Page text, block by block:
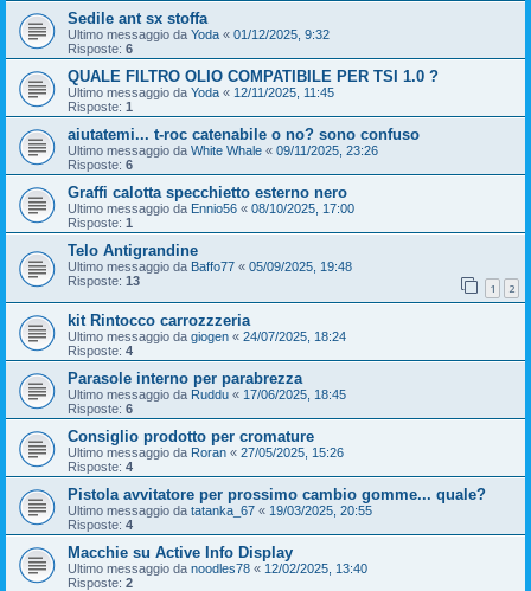
Sedile ant sx stoffa
Ultimo messaggio da Yoda « 01/12/2025, 9:32
Risposte: 6
QUALE FILTRO OLIO COMPATIBILE PER TSI 1.0 ?
Ultimo messaggio da Yoda « 12/11/2025, 11:45
Risposte: 1
aiutatemi... t-roc catenabile o no? sono confuso
Ultimo messaggio da White Whale « 09/11/2025, 23:26
Risposte: 6
Graffi calotta specchietto esterno nero
Ultimo messaggio da Ennio56 « 08/10/2025, 17:00
Risposte: 1
Telo Antigrandine
Ultimo messaggio da Baffo77 « 05/09/2025, 19:48
Risposte: 13 1 2
kit Rintocco carrozzzeria
Ultimo messaggio da giogen « 24/07/2025, 18:24
Risposte: 4
Parasole interno per parabrezza
Ultimo messaggio da Ruddu « 17/06/2025, 18:45
Risposte: 6
Consiglio prodotto per cromature
Ultimo messaggio da Roran « 27/05/2025, 15:26
Risposte: 4
Pistola avvitatore per prossimo cambio gomme... quale?
Ultimo messaggio da tatanka_67 « 19/03/2025, 20:55
Risposte: 4
Macchie su Active Info Display
Ultimo messaggio da noodles78 « 12/02/2025, 13:40
Risposte: 2